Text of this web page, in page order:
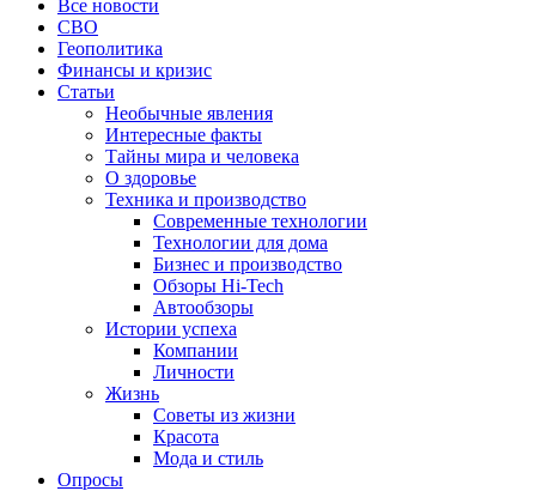
Все новости
СВО
Геополитика
Финансы и кризис
Статьи
Необычные явления
Интересные факты
Тайны мира и человека
О здоровье
Техника и производство
Современные технологии
Технологии для дома
Бизнес и производство
Обзоры Hi-Tech
Автообзоры
Истории успеха
Компании
Личности
Жизнь
Советы из жизни
Красота
Мода и стиль
Опросы